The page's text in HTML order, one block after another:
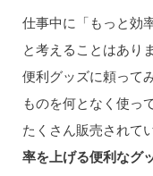
仕事中に「もっと効
と考えることはあり
便利グッズに頼って
ものを何となく使っ
たくさん販売されて
率を上げる便利なグ